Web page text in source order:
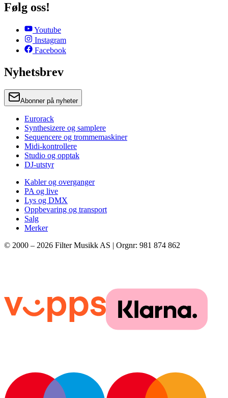
Følg oss!
Youtube
Instagram
Facebook
Nyhetsbrev
Abonner på nyheter
Eurorack
Synthesizere og samplere
Sequencere og trommemaskiner
Midi-kontrollere
Studio og opptak
DJ-utstyr
Kabler og overganger
PA og live
Lys og DMX
Oppbevaring og transport
Salg
Merker
© 2000 – 2026 Filter Musikk AS | Orgnr: 981 874 862